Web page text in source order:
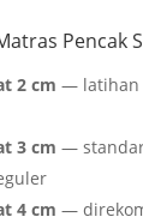
Pencak
2 cm — latihan
3 cm —
4 cm —